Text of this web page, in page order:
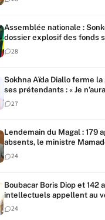
Assemblée nationale :
dossier explosif des fonds
du patrimoine présidentiel
28
Sokhna Aïda Diallo ferme la
ses prétendants : « Je
jamais un autre mari »
27
Lendemain du Magal : 179
absents, le ministre
Lamine Dianté exige des
24
Boubacar Boris Diop et 142
intellectuels appellent au
urgent de la révision
constitutionnelle
24